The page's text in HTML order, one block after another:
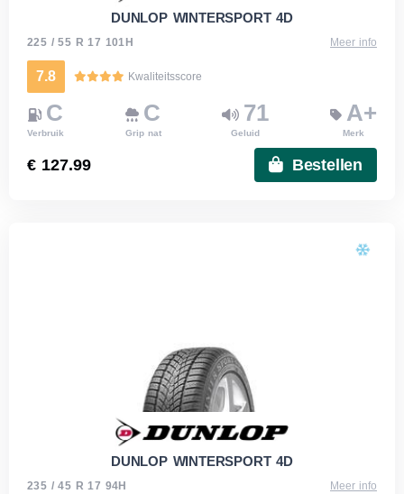
DUNLOP WINTERSPORT 4D
225 / 55 R 17 101H Meer info
7.8 Kwaliteitsscore
C
Verbruik
C
Grip nat
71
Geluid
A+
Merk
€ 127.99 Bestellen
DUNLOP WINTERSPORT 4D
235 / 45 R 17 94H Meer info